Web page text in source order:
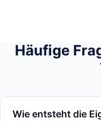
Häufige
Wie entsteht die